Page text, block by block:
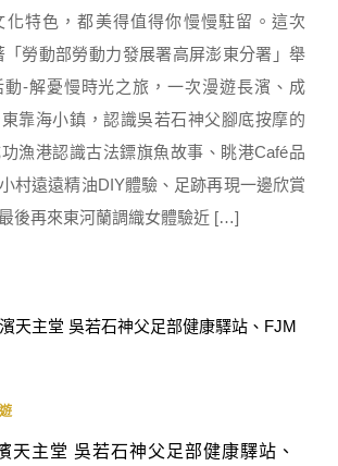
化特色，都美得值得你慢慢駐留。這次
「勞動部勞動力發展署高屏澎東分署」舉
-解憂慢時光之旅，一次漫遊長濱、成
靠海小鎮，認識吳若石神父腳底按摩的
漁港認識古法鏢旗魚故事、眺港Café品
村遠遠精油DIY體驗、足跡再現一邊欣賞
後再來東河蘭調織女體驗近 […]
天主堂 吳若石神父足部健康驛站、